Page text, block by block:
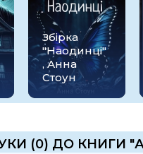
Збірка
"Наодинці"
, Анна
Стоун
(0) ДО КНИГИ